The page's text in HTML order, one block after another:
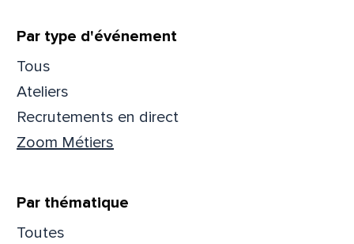
Filtrer
Par type d'événement
Tous
Ateliers
Recrutements en direct
Zoom Métiers
Par thématique
Toutes